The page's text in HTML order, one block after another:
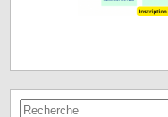
Rechercher